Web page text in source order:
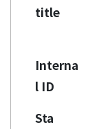
title
Interna
l ID
Sta